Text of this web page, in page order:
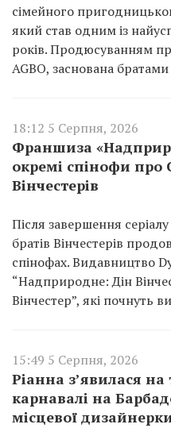
сімейного
який став одним із
років. Продюсуванням
AGBO, заснована
18:12 5 Серпня, 2026
Франшиза
окремі спінофи про
Вінчестерів
Після завершення
братів Вінчестерів
спінофах. Видавництво
“Надприродне: Дін
Вінчестер”, які почнуть
15:49 5 Серпня, 2026
Ріанна з’явилася
карнавалі на
місцевої